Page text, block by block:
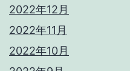
2022年12月
2022年11月
2022年10月